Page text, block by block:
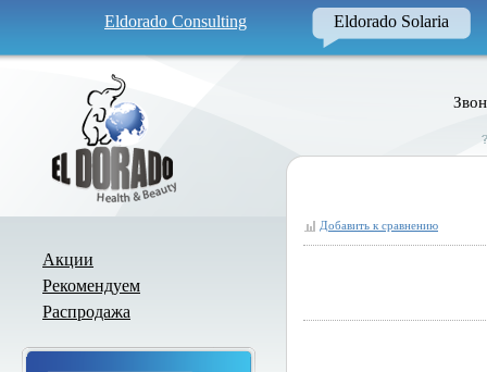
Eldorado Consulting Eldorado Solaria
Акции
Рекомендуем
Распродажа
Добавить к сравнению